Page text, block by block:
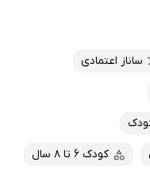
ساناز اعتمادی
کودک 6 تا 8 سال